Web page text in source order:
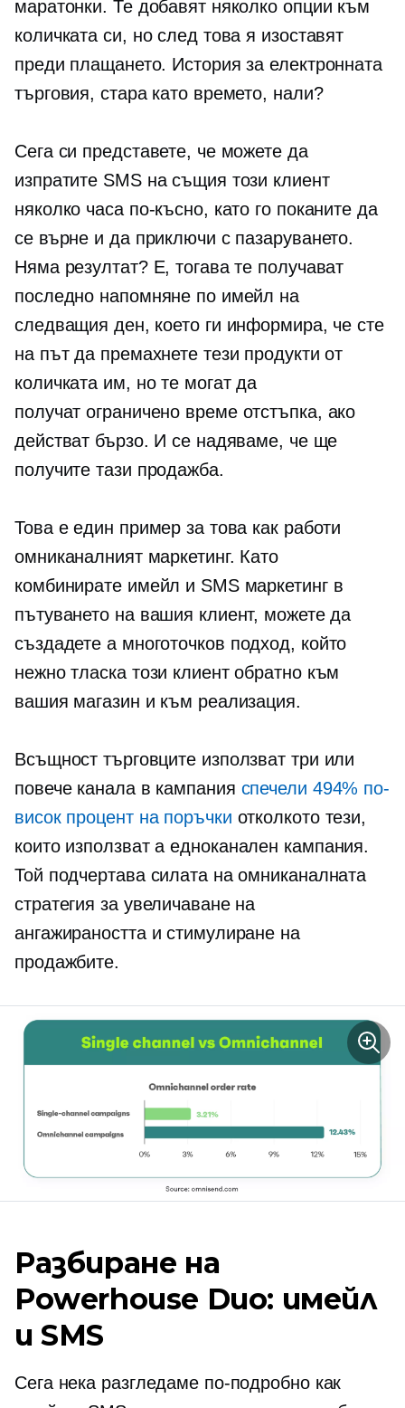
маратонки. Те добавят няколко опции към
количката си, но след това я изоставят
преди плащането. История за електронната
търговия, стара като времето, нали?
Сега си представете, че можете да
изпратите SMS на същия този клиент
няколко часа по-късно, като го поканите да
се върне и да приключи с пазаруването.
Няма резултат? Е, тогава те получават
последно напомняне по имейл на
следващия ден, което ги информира, че сте
на път да премахнете тези продукти от
количката им, но те могат да
получатограничено времеотстъпка, ако
действат бързо. И се надяваме, че ще
получите тази продажба.
Това е един пример за това как работи
омниканалният маркетинг. Като
комбинирате имейл и SMS маркетинг в
пътуването на вашия клиент, можете да
създадете a многоточков подход, който
нежно тласка този клиент обратно към
вашия магазин и към реализация.
Всъщност търговците използват три или
повече канала в кампания спечели 494% по-
висок процент на поръчки отколкото тези,
които използват aедноканален кампания.
Той подчертава силата на омниканалната
стратегия за увеличаване на
ангажираността и стимулиране на
продажбите.
Разбиране на
Powerhouse Duo: имейл
и SMS
Сега нека разгледаме по-подробно как